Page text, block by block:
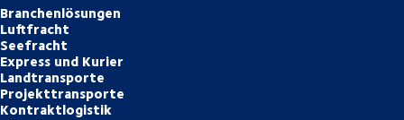
Branchenlösungen
Luftfracht
Seefracht
Express und Kurier
Landtransporte
Projekttransporte
Kontraktlogistik